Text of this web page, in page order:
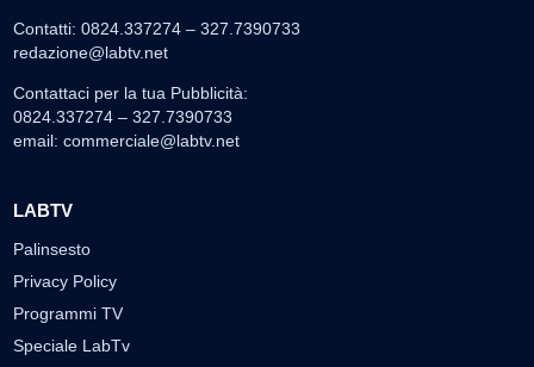
Contatti: 0824.337274 – 327.7390733
redazione@labtv.net
Contattaci per la tua Pubblicità:
0824.337274 – 327.7390733
email: commerciale@labtv.net
LABTV
Palinsesto
Privacy Policy
Programmi TV
Speciale LabTv